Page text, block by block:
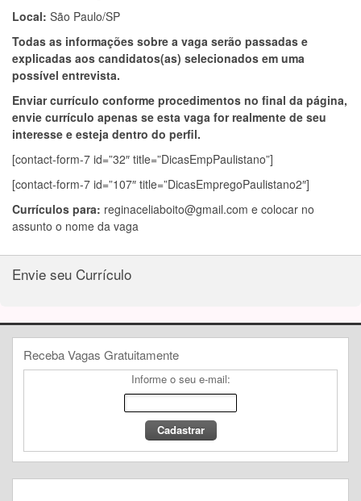
Local: São Paulo/SP
Todas as informações sobre a vaga serão passadas e
explicadas aos candidatos(as) selecionados em uma
possível entrevista.
Enviar currículo conforme procedimentos no final da página,
envie currículo apenas se esta vaga for realmente de seu
interesse e esteja dentro do perfil.
[contact-form-7 id=”32″ title=”DicasEmpPaulistano”]
[contact-form-7 id=”107″ title=”DicasEmpregoPaulistano2″]
Currículos para: reginaceliaboito@gmail.com e colocar no
assunto o nome da vaga
Envie seu Currículo
Receba Vagas Gratuitamente
Informe o seu e-mail: